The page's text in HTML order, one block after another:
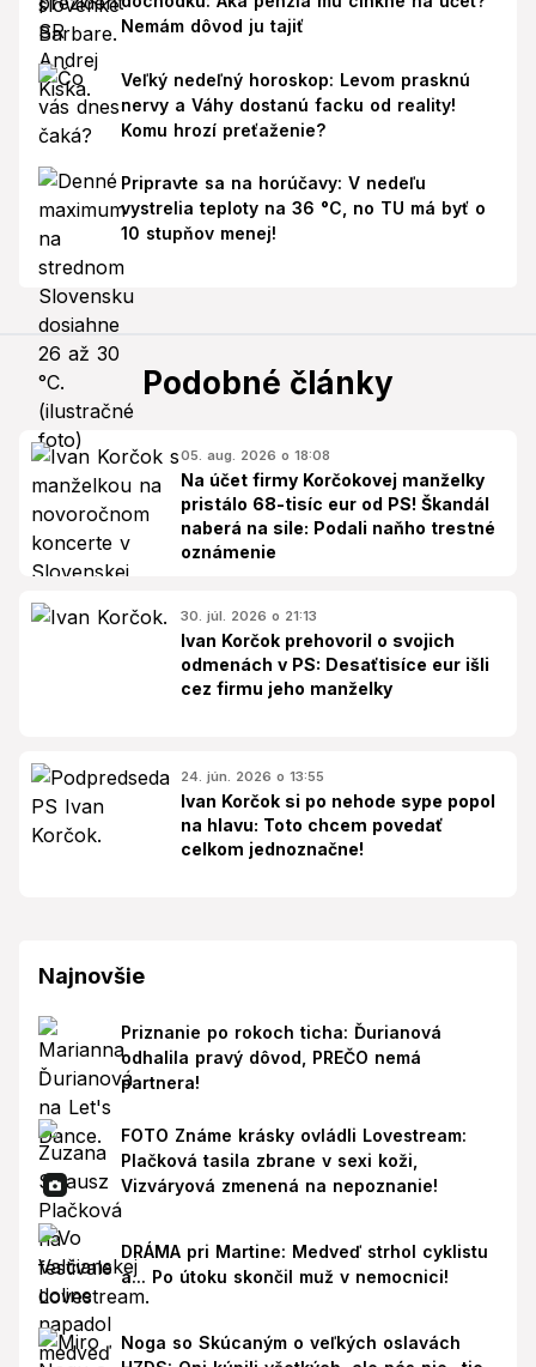
Nemám dôvod ju tajiť
Veľký nedeľný horoskop: Levom prasknú
nervy a Váhy dostanú facku od reality!
Komu hrozí preťaženie?
Pripravte sa na horúčavy: V nedeľu
vystrelia teploty na 36 °C, no TU má byť o
10 stupňov menej!
Podobné články
05. aug. 2026 o 18:08
Na účet firmy Korčokovej manželky
pristálo 68-tisíc eur od PS! Škandál
naberá na sile: Podali naňho trestné
oznámenie
30. júl. 2026 o 21:13
Ivan Korčok prehovoril o svojich
odmenách v PS: Desaťtisíce eur išli
cez firmu jeho manželky
24. jún. 2026 o 13:55
Ivan Korčok si po nehode sype popol
na hlavu: Toto chcem povedať
celkom jednoznačne!
Najnovšie
Priznanie po rokoch ticha: Ďurianová
odhalila pravý dôvod, PREČO nemá
partnera!
FOTO Známe krásky ovládli Lovestream:
Plačková tasila zbrane v sexi koži,
Vizváryová zmenená na nepoznanie!
DRÁMA pri Martine: Medveď strhol cyklistu
a... Po útoku skončil muž v nemocnici!
Noga so Skúcaným o veľkých oslavách